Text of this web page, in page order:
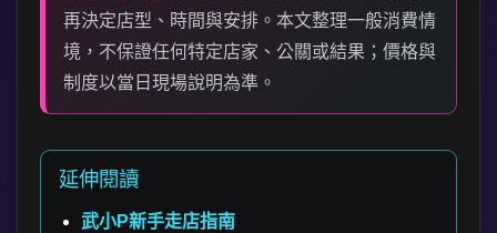
再決定店型、時間與安排。本文整理一般消費情
境，不保證任何特定店家、公關或結果；價格與
制度以當日現場說明為準。
延伸閱讀
武小P新手走店指南